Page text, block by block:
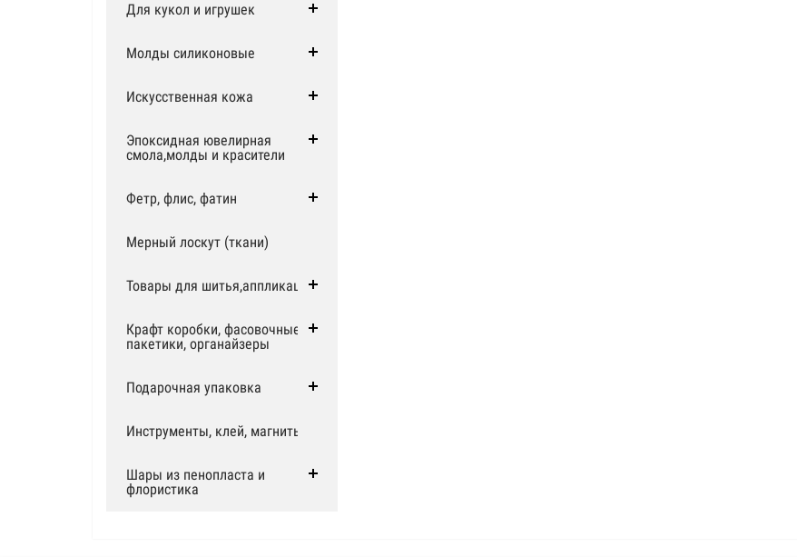
Для кукол и игрушек
Молды силиконовые
Искусственная кожа
Эпоксидная ювелирная
смола,молды и красители
Фетр, флис, фатин
Мерный лоскут (ткани)
Товары для шитья,аппликации
Крафт коробки, фасовочные
пакетики, органайзеры
Подарочная упаковка
Инструменты, клей, магниты
Шары из пенопласта и
флористика